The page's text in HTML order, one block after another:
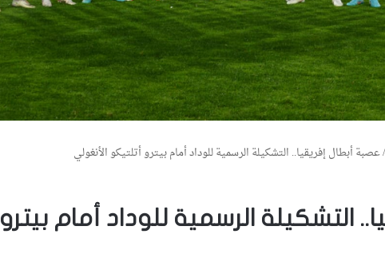
/عصبة أبطال إفريقيا.. التشكيلة الرسمية للوداد أمام بيترو أتلتيكو الأنغولي
التشكيلة الرسمية للوداد أمام بيترو